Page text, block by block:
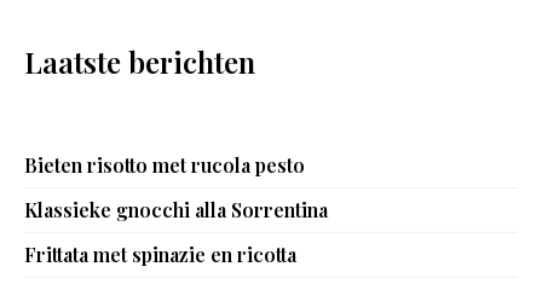
Laatste berichten
Bieten risotto met rucola pesto
Klassieke gnocchi alla Sorrentina
Frittata met spinazie en ricotta